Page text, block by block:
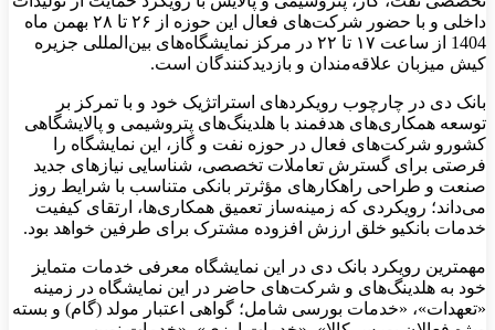
داخلی و با حضور شرکت‌های فعال این حوزه از ۲۶ تا ۲۸ بهمن ماه
1404 از ساعت ۱۷ تا ۲۲ در مرکز نمایشگاه‌های بین‌المللی جزیره
کیش میزبان علاقه‌مندان و بازدیدکنندگان است.
بانک دی در چارچوب رویکردهای استراتژیک خود و با تمرکز بر
توسعه همکاری‌های هدفمند با هلدینگ‌های پتروشیمی و پالایشگاهی
کشورو شرکت‌های فعال در حوزه نفت و گاز، این نمایشگاه را
فرصتی برای گسترش تعاملات تخصصی، شناسایی نیازهای جدید
صنعت و طراحی راهکارهای مؤثرتر بانکی متناسب با شرایط روز
می‌داند؛ رویکردی که زمینه‌ساز تعمیق همکاری‌ها، ارتقای کیفیت
خدمات بانکیو خلق ارزش افزوده مشترک برای طرفین خواهد بود.
مهمترین رویکرد بانک دی در این نمایشگاه معرفی خدمات متمایز
خود به هلدینگ‌های و شرکت‌های حاضر در این نمایشگاه در زمینه
«تعهدات»، «خدمات بورسی شامل؛ گواهی اعتبار مولد (گام) و بسته